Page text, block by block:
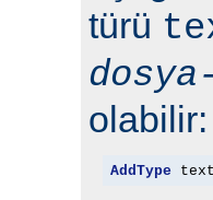
türü
olabilir:
AddType text